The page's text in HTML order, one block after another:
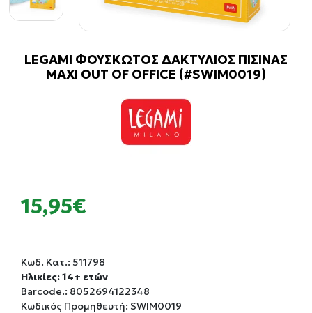
LEGAMI ΦΟΥΣΚΩΤΟΣ ΔΑΚΤΥΛΙΟΣ ΠΙΣΙΝΑΣ
MAXI OUT OF OFFICE (#SWIM0019)
15,95€
Κωδ. Κατ.: 511798
Ηλικίες: 14+ ετών
Barcode.: 8052694122348
Κωδικός Προμηθευτή: SWIM0019